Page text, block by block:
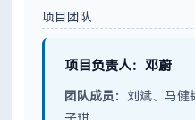
项目团队
项目负责人：邓蔚
团队成员： 刘斌、马健